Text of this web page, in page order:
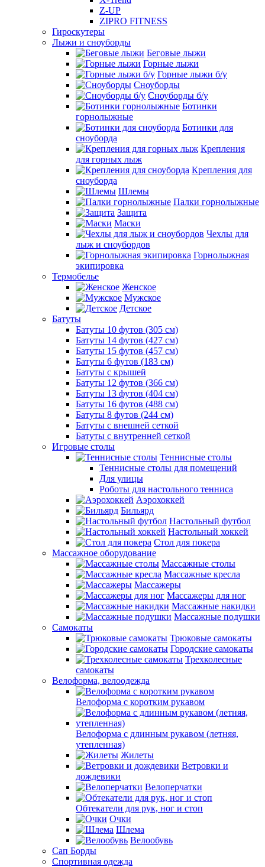
Z-UP
ZIPRO FITNESS
Гироскутеры
Лыжи и сноуборды
Беговые лыжи
Горные лыжи
Горные лыжи б/у
Сноуборды
Сноуборды б/у
Ботинки
горнолыжные
Ботинки для
сноуборда
Крепления
для горных лыж
Крепления для
сноуборда
Шлемы
Палки горнолыжные
Защита
Маски
Чехлы для
лыж и сноубордов
Горнолыжная
экипировка
Термобелье
Женское
Мужское
Детское
Батуты
Батуты 10 футов (305 см)
Батуты 14 футов (427 см)
Батуты 15 футов (457 см)
Батуты 6 футов (183 см)
Батуты с крышей
Батуты 12 футов (366 см)
Батуты 13 футов (404 см)
Батуты 16 футов (488 см)
Батуты 8 футов (244 см)
Батуты с внешней сеткой
Батуты с внутренней сеткой
Игровые столы
Теннисные столы
Теннисные столы для помещений
Для улицы
Роботы для настольного тенниса
Аэрохоккей
Бильярд
Настольный футбол
Настольный хоккей
Стол для покера
Массажное оборудование
Массажные столы
Массажные кресла
Массажеры
Массажеры для ног
Массажные накидки
Массажные подушки
Самокаты
Трюковые самокаты
Городские самокаты
Трехколесные
самокаты
Велоформа, велоодежда
Велоформа с коротким рукавом
Велоформа с длинным рукавом (летняя,
утепленная)
Жилеты
Ветровки и
дождевики
Велоперчатки
Обтекатели для рук, ног и стоп
Очки
Шлема
Велообувь
Сап Борды
Спортивная одежда